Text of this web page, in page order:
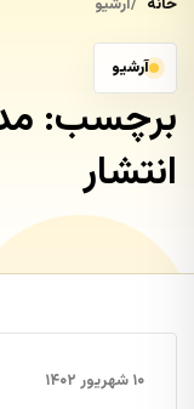
خانه آرشیو
آرشیو
برچسب:
انتشار
۱۰ شهریور ۱۴۰۲